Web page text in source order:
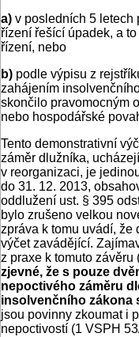
a) v posledních 5 letech
řízení řešící úpadek, a
řízení, nebo
b) podle výpisu z
zahájením
skončilo pravomocným
nebo hospodářské
Tento demonstrativní
záměr dlužníka,
v reorganizaci, je
do 31. 12. 2013,
oddlužení ust. § 395
bylo zrušeno velkou
zpráva k tomu uvádí, že
výčet zavádějící.
z praxe k tomuto závěru
zjevné, že s pouze
nepoctivého záměru
insolvenčního zákona
jsou povinny zkoumat i
nepoctivostí (1 VSPH